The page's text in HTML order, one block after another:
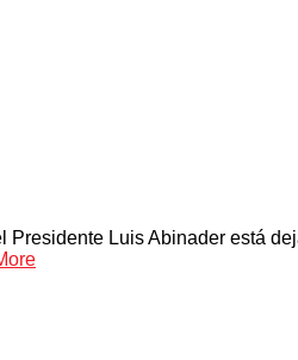
Presidente Luis Abinader está